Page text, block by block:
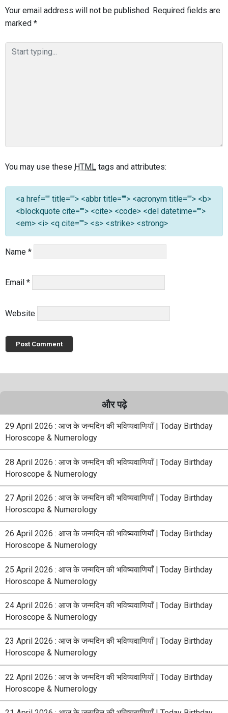
Your email address will not be published. Required fields are
marked *
You may use these HTML tags and attributes:
<a href="" title=""> <abbr title=""> <acronym title=""> <b>
<blockquote cite=""> <cite> <code> <del datetime="">
<em> <i> <q cite=""> <s> <strike> <strong>
Name *
Email *
Website
और पढ़े
29 April 2026 : आज के जन्मदिन की भविष्यवाणियाँ | Today Birthday
Horoscope & Numerology
28 April 2026 : आज के जन्मदिन की भविष्यवाणियाँ | Today Birthday
Horoscope & Numerology
27 April 2026 : आज के जन्मदिन की भविष्यवाणियाँ | Today Birthday
Horoscope & Numerology
26 April 2026 : आज के जन्मदिन की भविष्यवाणियाँ | Today Birthday
Horoscope & Numerology
25 April 2026 : आज के जन्मदिन की भविष्यवाणियाँ | Today Birthday
Horoscope & Numerology
24 April 2026 : आज के जन्मदिन की भविष्यवाणियाँ | Today Birthday
Horoscope & Numerology
23 April 2026 : आज के जन्मदिन की भविष्यवाणियाँ | Today Birthday
Horoscope & Numerology
22 April 2026 : आज के जन्मदिन की भविष्यवाणियाँ | Today Birthday
Horoscope & Numerology